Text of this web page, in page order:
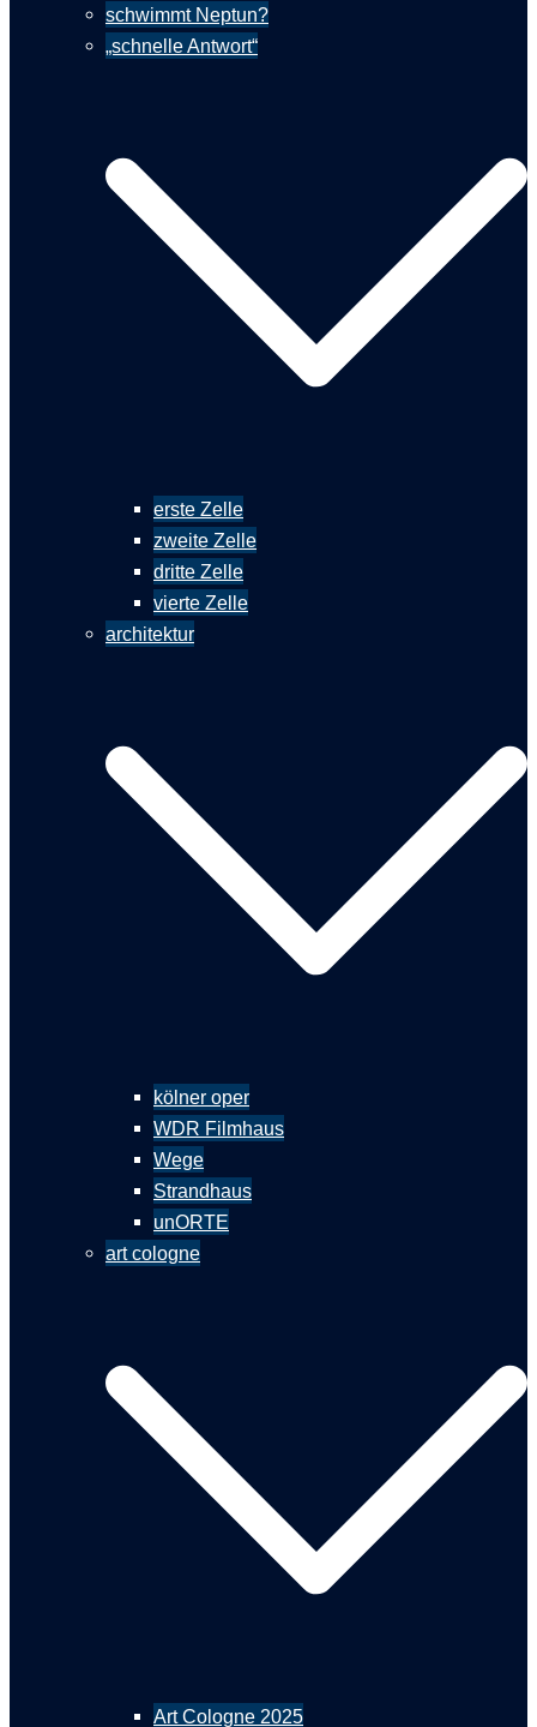
schwimmt Neptun?
„schnelle Antwort“
erste Zelle
zweite Zelle
dritte Zelle
vierte Zelle
architektur
kölner oper
WDR Filmhaus
Wege
Strandhaus
unORTE
art cologne
Art Cologne 2025